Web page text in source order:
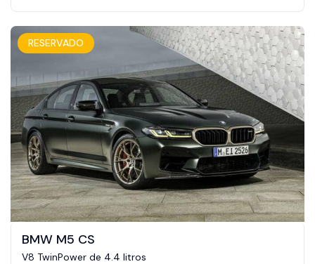
RESERVADO
BMW M5 CS
V8 TwinPower de 4.4 litros